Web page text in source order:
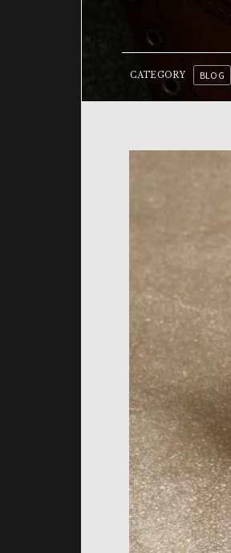
CATEGORY BLOG